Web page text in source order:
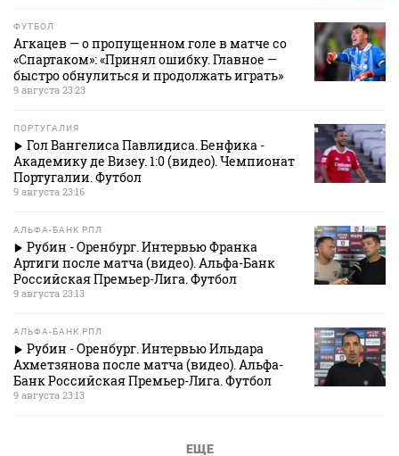
ФУТБОЛ
Агкацев — о пропущенном голе в матче со
«Спартаком»: «Принял ошибку. Главное —
быстро обнулиться и продолжать играть»
9 августа 23:23
ПОРТУГАЛИЯ
Гол Вангелиса Павлидиса. Бенфика -
Академику де Визеу. 1:0 (видео). Чемпионат
Португалии. Футбол
9 августа 23:16
АЛЬФА-БАНК РПЛ
Рубин - Оренбург. Интервью Франка
Артиги после матча (видео). Альфа-Банк
Российская Премьер-Лига. Футбол
9 августа 23:13
АЛЬФА-БАНК РПЛ
Рубин - Оренбург. Интервью Ильдара
Ахметзянова после матча (видео). Альфа-
Банк Российская Премьер-Лига. Футбол
9 августа 23:13
ЕЩЕ